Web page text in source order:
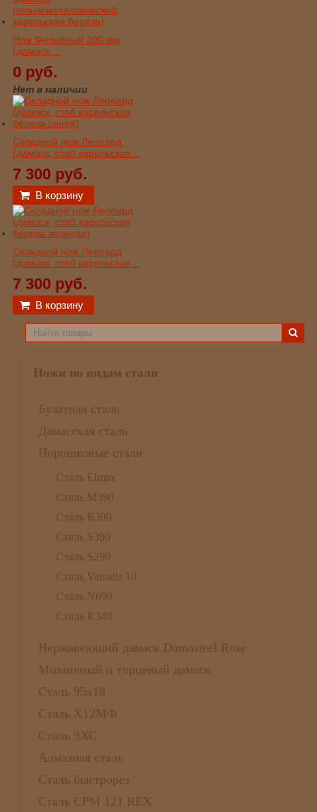
Нож Филейный 200 мм
(дамаск,...
0 руб.
Нет в наличии
Складной нож Леопард
(дамаск, стаб карельская...
7 300 руб.
В корзину
Складной нож Леопард
(дамаск, стаб карельская...
7 300 руб.
В корзину
Ножи по видам стали
Булатная сталь
Дамасская сталь
Порошковые стали
Сталь Elmax
Сталь М390
Сталь К390
Сталь S390
Сталь S290
Сталь Vanadis 10
Сталь N690
Сталь К340
Нержавеющий дамаск Damasteel Rose
Мозаичный и торцевый дамаск
Сталь 95х18
Сталь Х12МФ
Сталь 9ХС
Алмазная сталь
Сталь быстрорез
Сталь CPM 121 REX